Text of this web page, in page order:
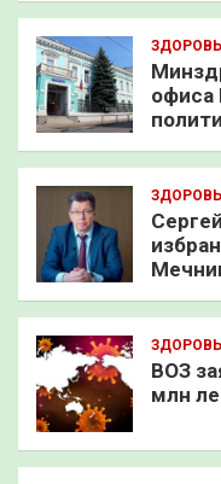
офиса
ВОЗ
млн